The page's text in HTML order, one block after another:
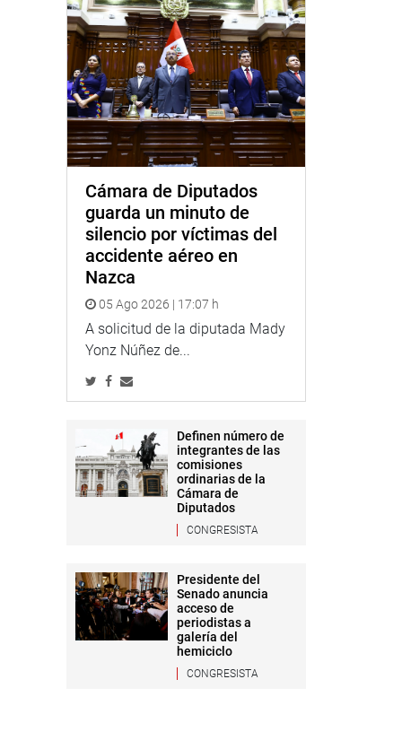
Cámara de Diputados
guarda un minuto de
silencio por víctimas del
accidente aéreo en
Nazca
05 Ago 2026 | 17:07 h
A solicitud de la diputada Mady
Yonz Núñez de...
Definen número de
integrantes de las
comisiones
ordinarias de la
Cámara de
Diputados
CONGRESISTA
Presidente del
Senado anuncia
acceso de
periodistas a
galería del
hemiciclo
CONGRESISTA